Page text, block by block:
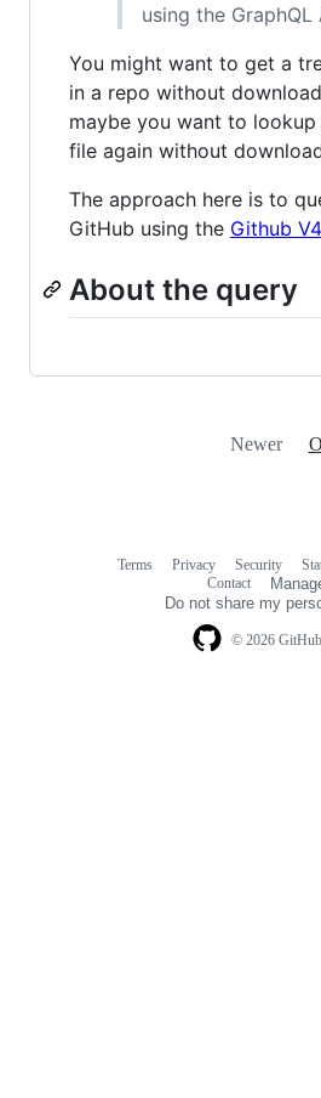
using the GraphQL
You might want to get a
in a repo without
maybe you want to
file again without
The approach here is to
GitHub using the Github
About the query
Newer
© 2026
Terms Privacy Security
Contact
Do not share my